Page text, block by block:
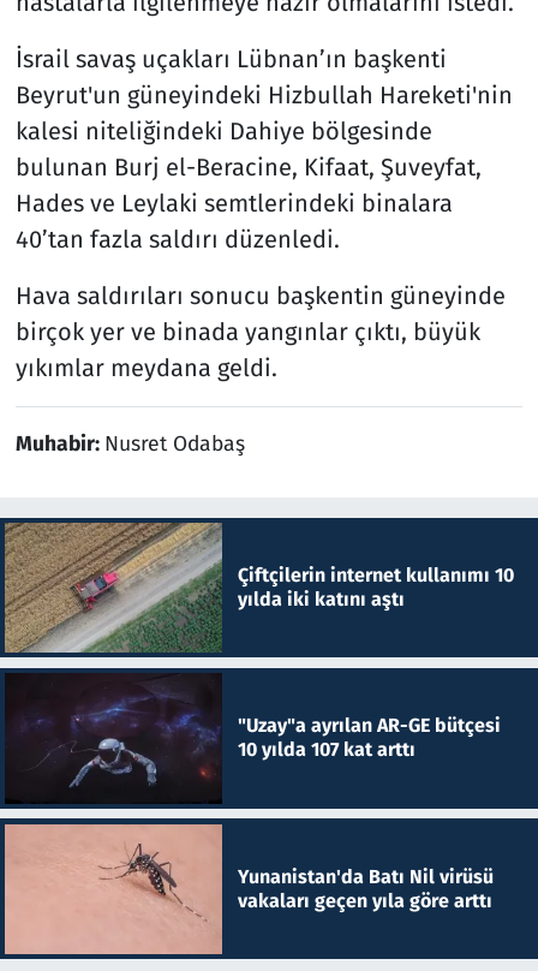
İsrail savaş uçakları Lübnan’ın başkenti
Beyrut'un güneyindeki Hizbullah Hareketi'nin
kalesi niteliğindeki Dahiye bölgesinde
bulunan Burj el-Beracine, Kifaat, Şuveyfat,
Hades ve Leylaki semtlerindeki binalara
40’tan fazla saldırı düzenledi.
Hava saldırıları sonucu başkentin güneyinde
birçok yer ve binada yangınlar çıktı, büyük
yıkımlar meydana geldi.
Muhabir: Nusret Odabaş
Çiftçilerin internet kullanımı 10
yılda iki katını aştı
"Uzay"a ayrılan AR-GE bütçesi
10 yılda 107 kat arttı
Yunanistan'da Batı Nil virüsü
vakaları geçen yıla göre arttı